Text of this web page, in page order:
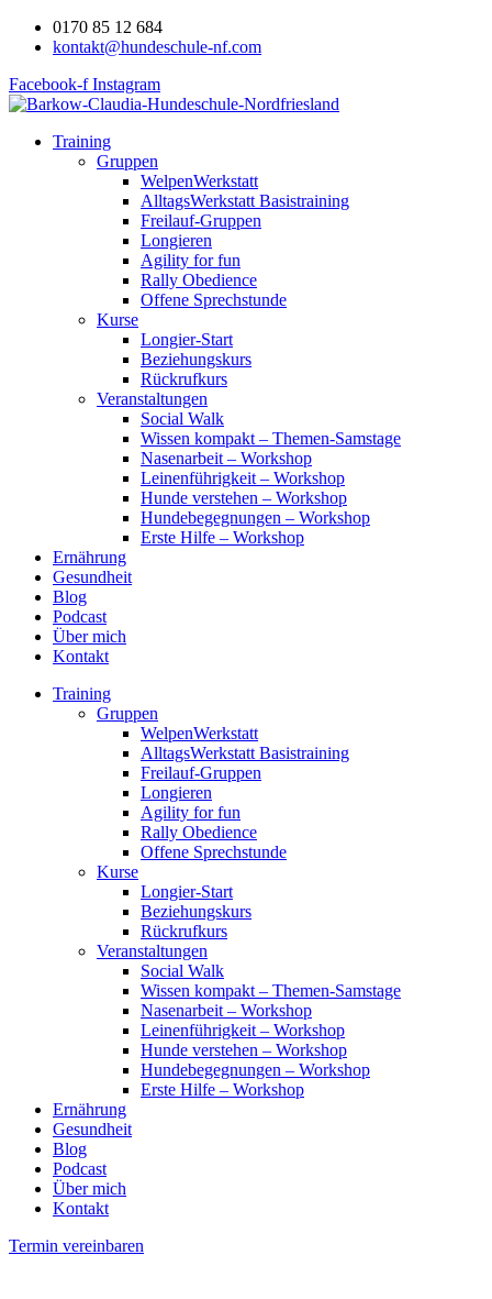
0170 85 12 684
kontakt@hundeschule-nf.com
Facebook-f Instagram
Training
Gruppen
WelpenWerkstatt
AlltagsWerkstatt Basistraining
Freilauf-Gruppen
Longieren
Agility for fun
Rally Obedience
Offene Sprechstunde
Kurse
Longier-Start
Beziehungskurs
Rückrufkurs
Veranstaltungen
Social Walk
Wissen kompakt – Themen-Samstage
Nasenarbeit – Workshop
Leinenführigkeit – Workshop
Hunde verstehen – Workshop
Hundebegegnungen – Workshop
Erste Hilfe – Workshop
Ernährung
Gesundheit
Blog
Podcast
Über mich
Kontakt
Training
Gruppen
WelpenWerkstatt
AlltagsWerkstatt Basistraining
Freilauf-Gruppen
Longieren
Agility for fun
Rally Obedience
Offene Sprechstunde
Kurse
Longier-Start
Beziehungskurs
Rückrufkurs
Veranstaltungen
Social Walk
Wissen kompakt – Themen-Samstage
Nasenarbeit – Workshop
Leinenführigkeit – Workshop
Hunde verstehen – Workshop
Hundebegegnungen – Workshop
Erste Hilfe – Workshop
Ernährung
Gesundheit
Blog
Podcast
Über mich
Kontakt
Termin vereinbaren